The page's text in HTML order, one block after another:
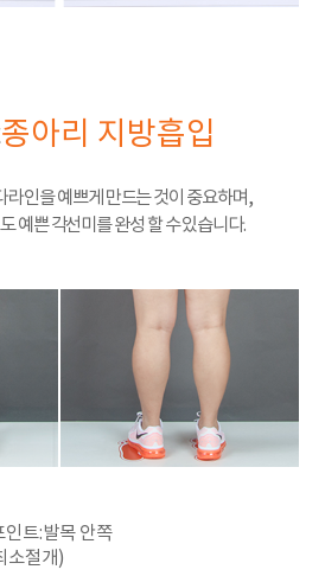
종아리 지방흡입
라인을 예쁘게 만드는 것이 중요하며,
예쁜 각선미를 완성 할 수 있습니다.
트:발목 안쪽
소절개)